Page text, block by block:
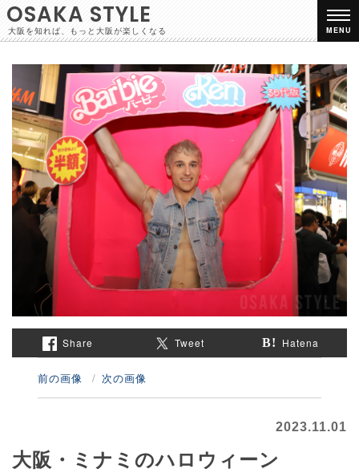
OSAKA STYLE
大阪を知れば、もっと大阪が楽しくなる MENU
Share Tweet Hatena
前の画像 次の画像
2023.11.01
大阪・ミナミのハロウィーン